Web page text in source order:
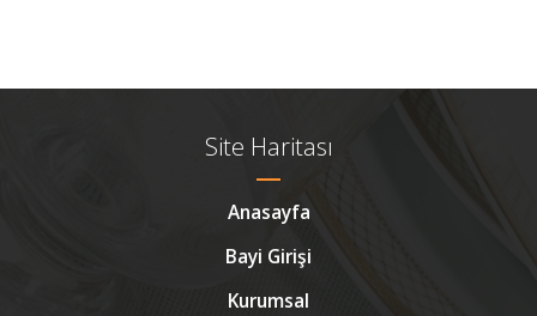
Site Haritası
Anasayfa
Bayi Girişi
Kurumsal